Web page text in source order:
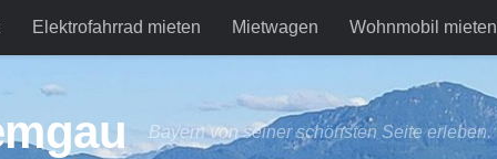
Elektrofahrrad mieten Mietwagen Wohnmobil mieten
Bayern von seiner schönsten Seite erleben.